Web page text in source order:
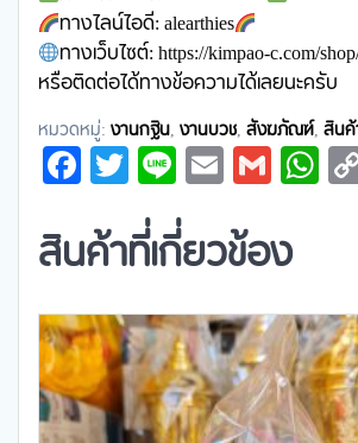
ทางไลน์ไอดี: alearthies
ทางเว็บไซต์: https://kimpao-c.com/
หรือติดต่อได้ทางข้อความได้เลยนะครับ
หมวดหมู่:งานกฐิน,งานบวช,สังฆภัณฑ์,สิน
Facebook
Twitter
LineEmail
สินค้าที่เกี่ยวข้อง